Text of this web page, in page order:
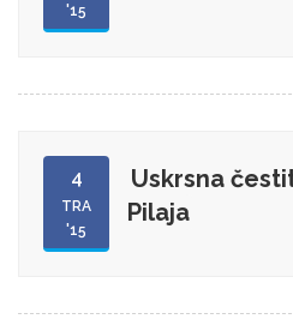
'15
4
TRA
'15
Uskrsna
Pilaja